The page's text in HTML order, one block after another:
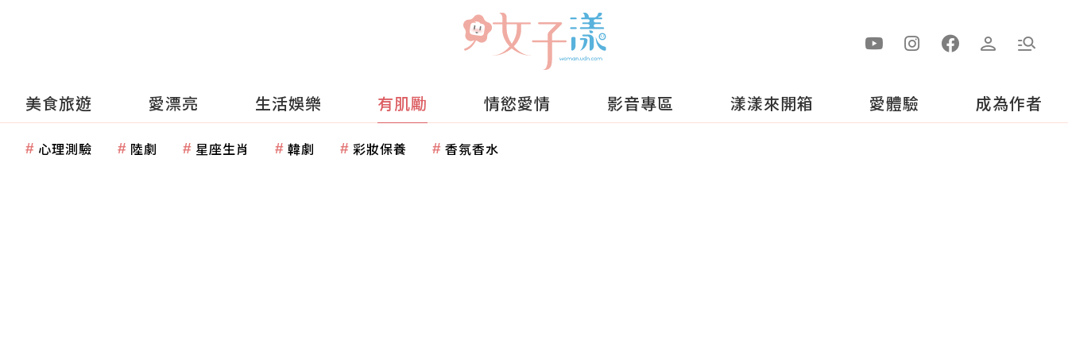
美食旅遊 愛漂亮 生活娛樂 有肌勵 情慾愛情 影音專區 漾漾來開箱 愛體驗 成為作者
心理測驗 陸劇 星座生肖 韓劇 彩妝保養 香氛香水